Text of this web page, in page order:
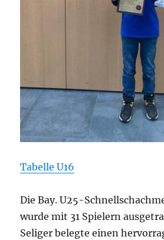
Tabelle U16
Die Bay. U25-
wurde mit 31 Spielern
Seliger belegte einen